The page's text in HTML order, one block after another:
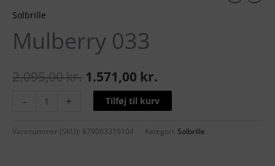
Solbrille
Mulberry 033
2.095,00kr. 1.571,00 kr.
- + Tilføj til kurv
Varenummer (SKU): 879003310104 Kategori: Solbrille